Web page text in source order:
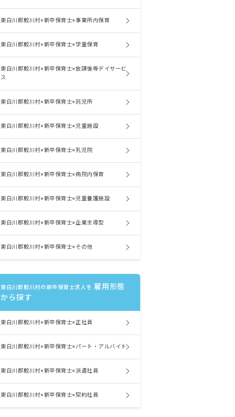
東白川郡鮫川村×新卒保育士×事業所内保育
東白川郡鮫川村×新卒保育士×学童保育
東白川郡鮫川村×新卒保育士×放課後等デイサービ
ス
東白川郡鮫川村×新卒保育士×託児所
東白川郡鮫川村×新卒保育士×児童施設
東白川郡鮫川村×新卒保育士×乳児院
東白川郡鮫川村×新卒保育士×病院内保育
東白川郡鮫川村×新卒保育士×児童養護施設
東白川郡鮫川村×新卒保育士×企業主導型
東白川郡鮫川村×新卒保育士×その他
東白川郡鮫川村の新卒保育士求人を 雇用形態
から探す
東白川郡鮫川村×新卒保育士×正社員
東白川郡鮫川村×新卒保育士×パート・アルバイト
東白川郡鮫川村×新卒保育士×派遣社員
東白川郡鮫川村×新卒保育士×契約社員